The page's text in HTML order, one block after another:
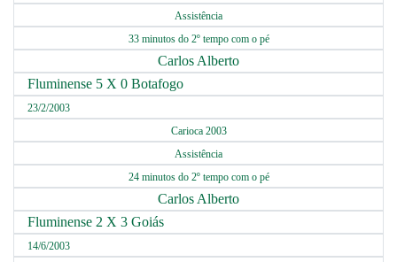
Assistência
33 minutos do 2º tempo com o pé
Carlos Alberto
Fluminense 5 X 0 Botafogo
23/2/2003
Carioca 2003
Assistência
24 minutos do 2º tempo com o pé
Carlos Alberto
Fluminense 2 X 3 Goiás
14/6/2003